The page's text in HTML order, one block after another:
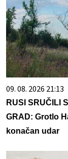
09. 08. 2026 21:13
RUSI SRUČILI
GRAD: Grotlo
konačan udar